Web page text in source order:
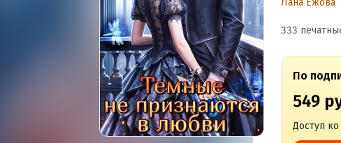
Лана Ежова
333
По
549
Доступ